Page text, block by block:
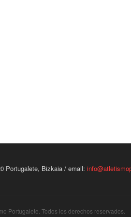
Portugalete, Bizkaia / email:
Portugalete. Todos los derechos reservados.